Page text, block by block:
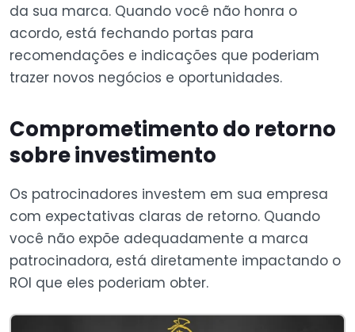
da sua marca. Quando você não honra o
acordo, está fechando portas para
recomendações e indicações que poderiam
trazer novos negócios e oportunidades.
Comprometimento do retorno
sobre investimento
Os patrocinadores investem em sua empresa
com expectativas claras de retorno. Quando
você não expõe adequadamente a marca
patrocinadora, está diretamente impactando o
ROI que eles poderiam obter.